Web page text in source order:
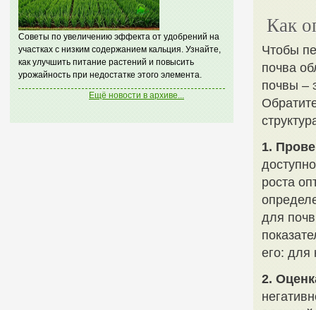
Советы по увеличению эффекта от удобрений на
участках с низким содержанием кальция. Узнайте,
как улучшить питание растений и повысить
урожайность при недостатке этого элемента.
Ещё новости в архиве...
Как
Чтобы
почва
почвы –
1.
роста
для
его: для
2.